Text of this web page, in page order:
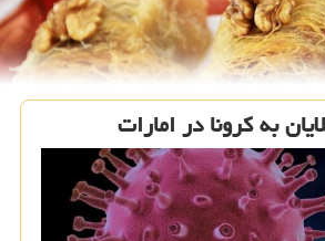
به كرونا در امارات